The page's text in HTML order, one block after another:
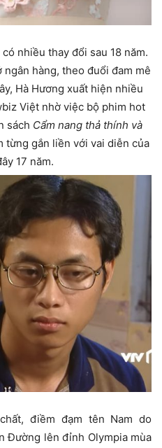
nhiều thay đổi sau 18 năm.
hàng, theo đuổi đam mê
Hà Hương xuất hiện nhiều
Việt nhờ việc bộ phim hot
sách Cẩm nang thả thính và
từng gắn liền với vai diễn của
17 năm.
điềm đạm tên Nam do
Đường lên đỉnh Olympia mùa